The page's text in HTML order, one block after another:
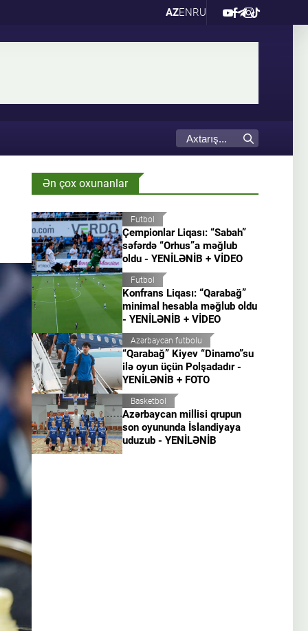
AZENRU
Ən çox oxunanlar
Futbol
Çempionlar Liqası: “Sabah”
səfərdə “Orhus”a məğlub
oldu - YENİLƏNİB + VİDEO
Futbol
Konfrans Liqası: “Qarabağ”
minimal hesabla məğlub oldu
- YENİLƏNİB + VİDEO
Azərbaycan futbolu
“Qarabağ” Kiyev “Dinamo”su
ilə oyun üçün Polşadadır -
YENİLƏNİB + FOTO
Basketbol
Azərbaycan millisi qrupun
son oyununda İslandiyaya
uduzub - YENİLƏNİB